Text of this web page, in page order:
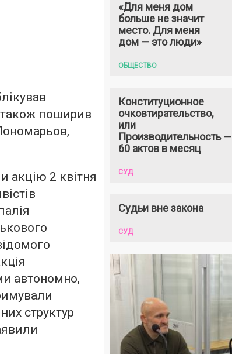
також поширив
акцію 2 квітня
автономно,
структур
«Для меня дом
больше не значит
место. Для меня
дом — это люди»
ОБЩЕСТВО
Конституционное
очковтирательство,
или
Производительность —
60 актов в месяц
СУД
Судьи вне закона
СУД